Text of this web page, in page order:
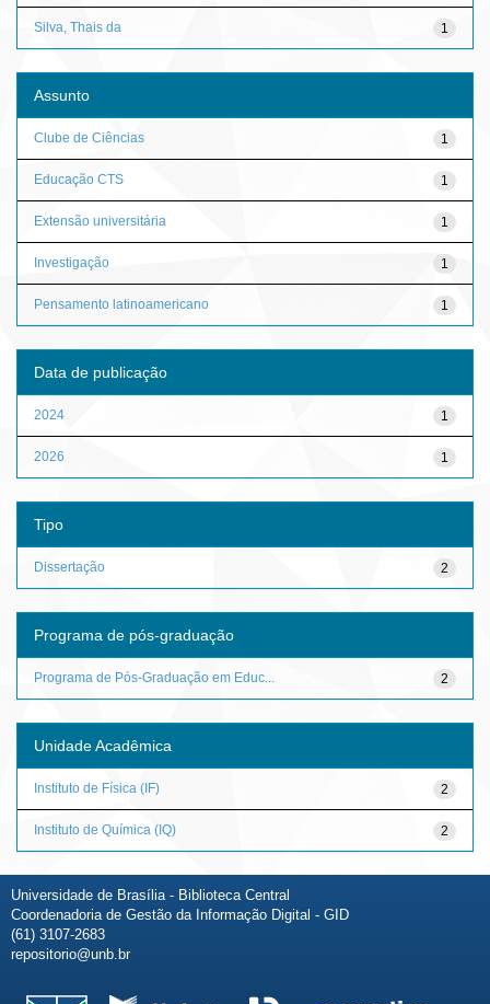
1
Silva, Thais da
Assunto
1
Clube de Ciências
1
Educação CTS
1
Extensão universitária
1
Investigação
1
Pensamento latinoamericano
Data de publicação
1
2024
1
2026
Tipo
2
Dissertação
Programa de pós-graduação
2
Programa de Pós-Graduação em Educ...
Unidade Acadêmica
2
Instituto de Física (IF)
2
Instituto de Química (IQ)
Universidade de Brasília - Biblioteca Central
Coordenadoria de Gestão da Informação Digital - GID
(61) 3107-2683
repositorio@unb.br